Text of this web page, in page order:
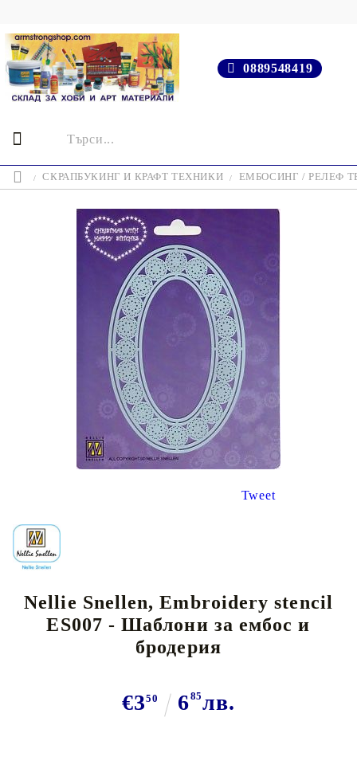
0889548419
СКРАПБУКИНГ И КРАФТ ТЕХНИКИ ЕМБОСИНГ / РЕЛЕФ
Tweet
Nellie Snellen, Embroidery stencil
ES007 - Шаблони за ембос и
бродерия
€350 685лв.